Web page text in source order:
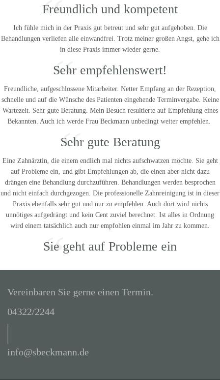
“
Freundlich und kompetent
Ich fühle mich in der Praxis gut betreut und sehr gut aufgehoben. Die
Behandlungen verliefen alle einwandfrei. Trotz meiner großen Angst, gehe ich
in diese Praxis immer wieder gerne.
“
Sehr empfehlenswert!
Freundliche, aufgeschlossene Mitarbeiter. Netter Empfang an der Rezeption,
schnelle und auf die Wünsche des Patienten eingehende Terminvergabe. Keine
Wartezeit. Sehr gute Beratung. Mein Besuch resultierte auf Empfehlung eines
Bekannten. Auch ich werde Frau Beckmann unbedingt weiter empfehlen.
“
Sehr gute Beratung
Eine Zahnärztin, die einem endlich mal nichts aufschwatzen möchte. Sie geht
auf Probleme ein, und gibt Empfehlungen ab, die einen aber nicht dazu
drängen eine Behandlung durchzuführen. Behandlungen werden besprochen
und nicht einfach durchgezogen. Die professionelle Zahnreinigung ist in dieser
Praxis ebenfalls sehr gut und nur zu empfehlen. Auch dort wird nichts
unnötiges aufgedrängt und kein Cent zuviel berechnet. Ist alles in Ordnung
wird einem tatsächlich auch nur empfohlen einmal im Jahr zu kommen.
“
Sie geht auf Probleme ein
Vereinbaren Sie gerne einen Termin.
04322/2244
info@sbeckmann.de